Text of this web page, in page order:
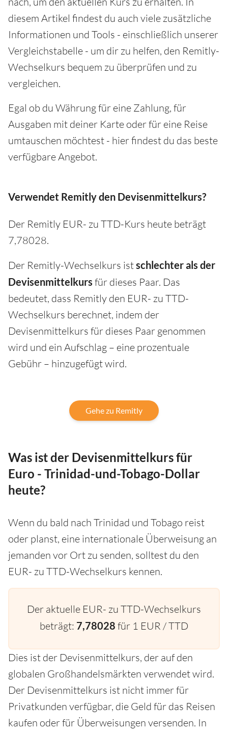
diesem Artikel findest du auch viele zusätzliche
Informationen und Tools - einschließlich unserer
Vergleichstabelle - um dir zu helfen, den Remitly-
Wechselkurs bequem zu überprüfen und zu
vergleichen.
Egal ob du Währung für eine Zahlung, für
Ausgaben mit deiner Karte oder für eine Reise
umtauschen möchtest - hier findest du das beste
verfügbare Angebot.
Verwendet Remitly den Devisenmittelkurs?
Der Remitly EUR- zu TTD-Kurs heute beträgt
7,78028.
Der Remitly-Wechselkurs istschlechter als der
Devisenmittelkurs für dieses Paar. Das
bedeutet, dass Remitly den EUR- zu TTD-
Wechselkurs berechnet, indem der
Devisenmittelkurs für dieses Paar genommen
wird und ein Aufschlag – eine prozentuale
Gebühr – hinzugefügt wird.
Gehe zu Remitly
Was ist der Devisenmittelkurs für
Euro - Trinidad-und-Tobago-Dollar
heute?
Wenn du bald nach Trinidad und Tobago reist
oder planst, eine internationale Überweisung an
jemanden vor Ort zu senden, solltest du den
EUR- zu TTD-Wechselkurs kennen.
Der aktuelle EUR- zu TTD-Wechselkurs
beträgt: 7,78028 für 1 EUR / TTD
Dies ist der Devisenmittelkurs, der auf den
globalen Großhandelsmärkten verwendet wird.
Der Devisenmittelkurs ist nicht immer für
Privatkunden verfügbar, die Geld für das Reisen
kaufen oder für Überweisungen versenden. In